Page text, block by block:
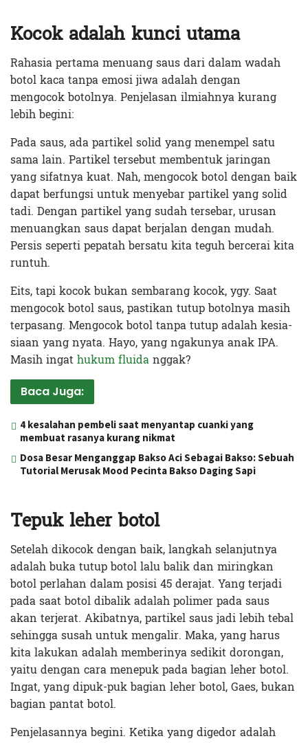
Kocok adalah kunci utama
Rahasia pertama menuang saus dari dalam wadah
botol kaca tanpa emosi jiwa adalah dengan
mengocok botolnya. Penjelasan ilmiahnya kurang
lebih begini:
Pada saus, ada partikel solid yang menempel satu
sama lain. Partikel tersebut membentuk jaringan
yang sifatnya kuat. Nah, mengocok botol dengan baik
dapat berfungsi untuk menyebar partikel yang solid
tadi. Dengan partikel yang sudah tersebar, urusan
menuangkan saus dapat berjalan dengan mudah.
Persis seperti pepatah bersatu kita teguh bercerai kita
runtuh.
Eits, tapi kocok bukan sembarang kocok, ygy. Saat
mengocok botol saus, pastikan tutup botolnya masih
terpasang. Mengocok botol tanpa tutup adalah kesia-
siaan yang nyata. Hayo, yang ngakunya anak IPA.
Masih ingathukum fluidanggak?
Baca Juga:
4 kesalahan pembeli saat menyantap cuanki yang
membuat rasanya kurang nikmat
Dosa Besar Menganggap Bakso Aci Sebagai Bakso: Sebuah
Tutorial Merusak Mood Pecinta Bakso Daging Sapi
Tepuk leher botol
Setelah dikocok dengan baik, langkah selanjutnya
adalah buka tutup botol lalu balik dan miringkan
botol perlahan dalam posisi 45 derajat. Yang terjadi
pada saat botol dibalik adalah polimer pada saus
akan terjerat. Akibatnya, partikel saus jadi lebih tebal
sehingga susah untuk mengalir. Maka, yang harus
kita lakukan adalah memberinya sedikit dorongan,
yaitu dengan cara menepuk pada bagian leher botol.
Ingat, yang dipuk-puk bagian leher botol, Gaes, bukan
bagian pantat botol.
Penjelasannya begini. Ketika yang digedor adalah